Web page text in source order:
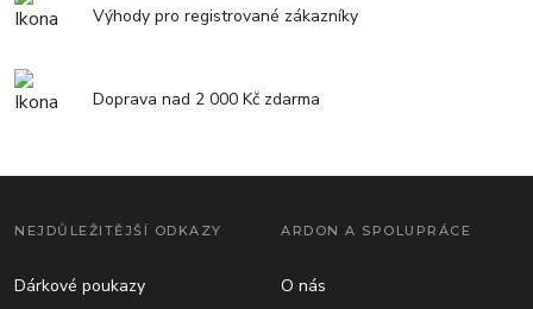
Výhody pro registrované zákazníky
Doprava nad 2 000 Kč zdarma
NEJDŮLEŽITĚJŠÍ ODKAZY
Dárkové poukazy
ARDON A SPOLUPRÁCE
O nás